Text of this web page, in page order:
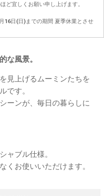
ど宜しくお願い申し上げます。
16日(日)までの期間 夏季休業とさせ
な風景。
見上げるムーミンたちを
です。
ーンが、毎日の暮らしに
ャブル仕様。
くお使いいただけます。